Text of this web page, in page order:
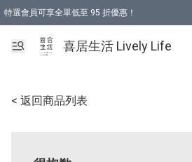
特選會員可享全單低至 95 折優惠！
購物折後滿$600免運費優惠 (減價貨品除外）
購物折後滿$320 即可免費於「順豐站」或「順
喜居生活 Lively Life
< 返回商品列表